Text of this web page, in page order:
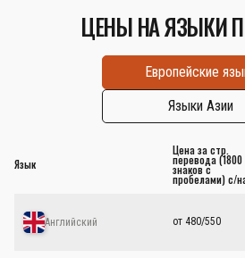
ЦЕНЫ НА ЯЗЫКИ
Европейские
Языки Азии
Язык
Цена за стр.
перевода (1800
знаков с
пробелами) с/
Английский от 480/550